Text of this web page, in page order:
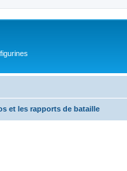
et les rapports de bataille